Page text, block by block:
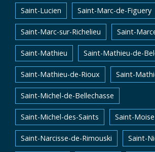
Saint-Lucien Saint-Marc-de-Figuery
Saint-Marc-sur-Richelieu Saint-
Saint-Mathieu Saint-Mathieu-de-
Saint-Mathieu-de-Rioux Saint-
Saint-Michel-de-Bellechasse
Saint-Michel-des-Saints Saint-Moise
Saint-Narcisse-de-Rimouski Saint-